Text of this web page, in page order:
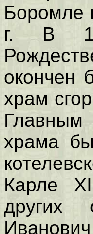
Боромле
г. В
окончен
храм
Главным
храма
Карле
других